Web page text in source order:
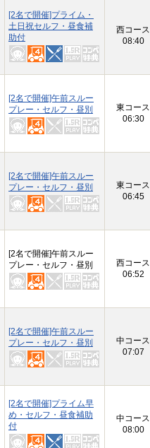
[2名で開催]プライム・
土日祝セルフ・昼食補
助付
西コース
08:40
[2名で開催]午前スルー
プレー・セルフ・昼別
東コース
06:30
[2名で開催]午前スルー
プレー・セルフ・昼別
東コース
06:45
[2名で開催]午前スルー
プレー・セルフ・昼別
西コース
06:52
[2名で開催]午前スルー
プレー・セルフ・昼別
中コース
07:07
[2名で開催]プライム早
め・セルフ・昼食補助
付
中コース
08:00